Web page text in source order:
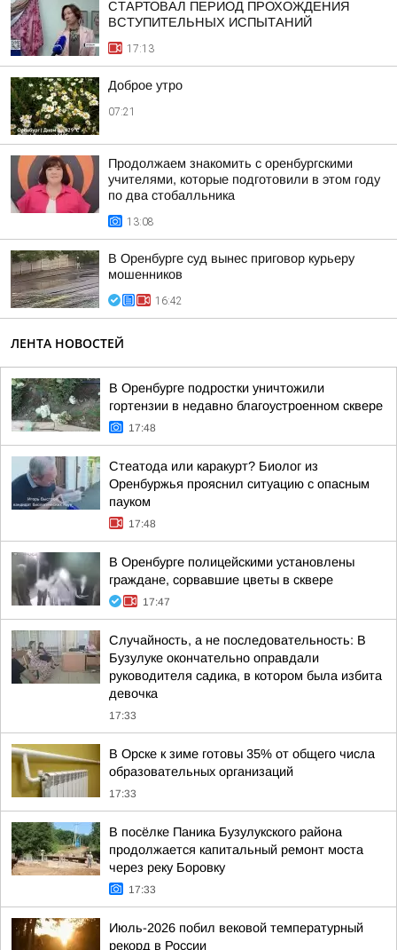
СТАРТОВАЛ ПЕРИОД ПРОХОЖДЕНИЯ
ВСТУПИТЕЛЬНЫХ ИСПЫТАНИЙ
17:13
Доброе утро
07:21
Продолжаем знакомить с оренбургскими
учителями, которые подготовили в этом году
по два стобалльника
13:08
В Оренбурге суд вынес приговор курьеру
мошенников
16:42
ЛЕНТА НОВОСТЕЙ
В Оренбурге подростки уничтожили
гортензии в недавно благоустроенном сквере
17:48
Стеатода или каракурт? Биолог из
Оренбуржья прояснил ситуацию с опасным
пауком
17:48
В Оренбурге полицейскими установлены
граждане, сорвавшие цветы в сквере
17:47
Случайность, а не последовательность: В
Бузулуке окончательно оправдали
руководителя садика, в котором была избита
девочка
17:33
В Орске к зиме готовы 35% от общего числа
образовательных организаций
17:33
В посёлке Паника Бузулукского района
продолжается капитальный ремонт моста
через реку Боровку
17:33
Июль-2026 побил вековой температурный
рекорд в России